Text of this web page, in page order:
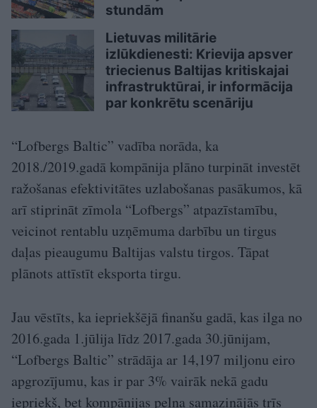
stundām
Lietuvas militārie
izlūkdienesti: Krievija apsver
triecienus Baltijas kritiskajai
infrastruktūrai, ir informācija
par konkrētu scenāriju
“Lofbergs Baltic” vadība norāda, ka
2018./2019.gadā kompānija plāno turpināt investēt
ražošanas efektivitātes uzlabošanas pasākumos, kā
arī stiprināt zīmola “Lofbergs” atpazīstamību,
veicinot rentablu uzņēmuma darbību un tirgus
daļas pieaugumu Baltijas valstu tirgos. Tāpat
plānots attīstīt eksporta tirgu.
Jau vēstīts, ka iepriekšējā finanšu gadā, kas ilga no
2016.gada 1.jūlija līdz 2017.gada 30.jūnijam,
“Lofbergs Baltic” strādāja ar 14,197 miljonu eiro
apgrozījumu, kas ir par 3% vairāk nekā gadu
iepriekš, bet kompānijas peļņa samazinājās trīs